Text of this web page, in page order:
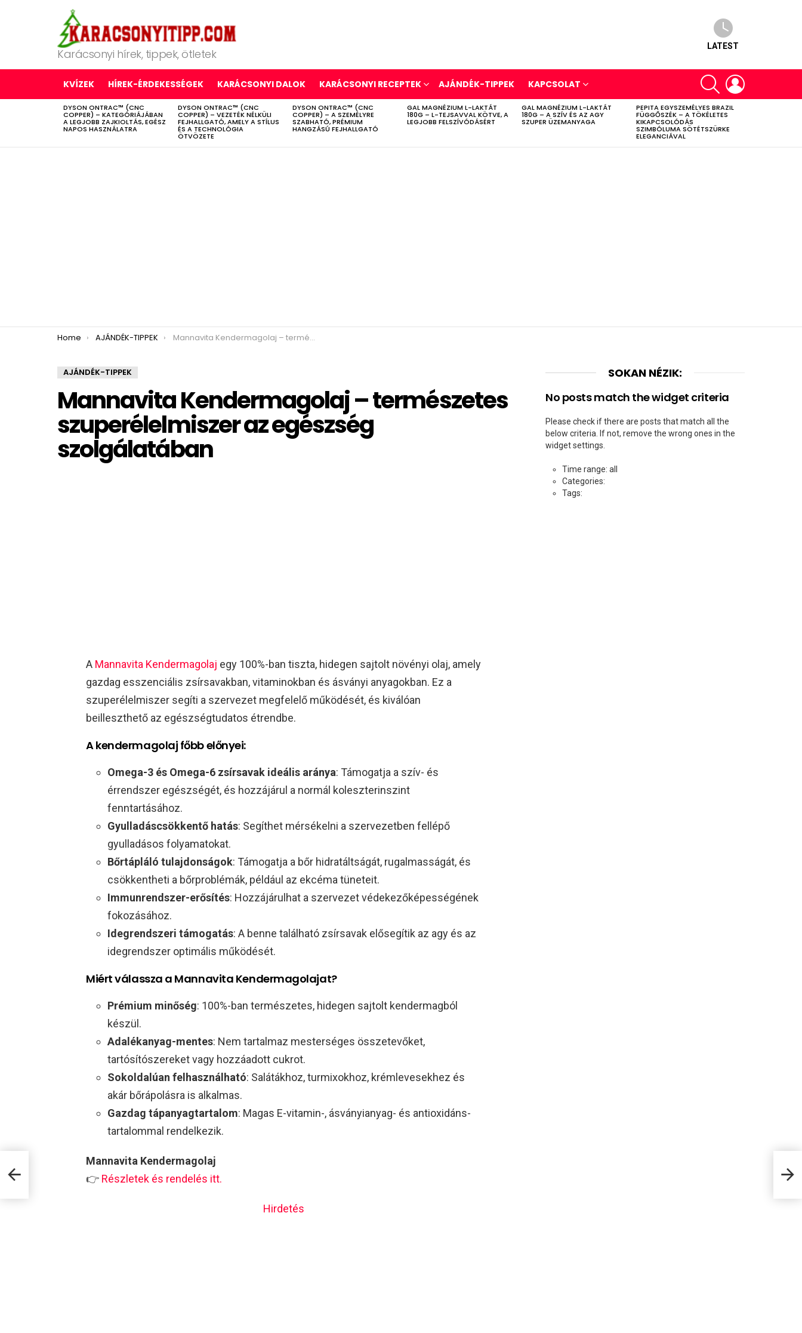
Karácsonyi hírek, tippek, ötletek
LATEST
KVÍZEK HÍREK-ÉRDEKESSÉGEK KARÁCSONYI DALOK KARÁCSONYI RECEPTEK AJÁNDÉK-TIPPEK KAPCSOLAT
SEARCH
LATEST
STORIES
DYSON ONTRAC™ (CNC
COPPER) – KATEGÓRIÁJÁBAN
A LEGJOBB ZAJKIOLTÁS, EGÉSZ
NAPOS HASZNÁLATRA
DYSON ONTRAC™ (CNC
COPPER) – VEZETÉK NÉLKÜLI
FEJHALLGATÓ, AMELY A STÍLUS
ÉS A TECHNOLÓGIA
ÖTVÖZETE
DYSON ONTRAC™ (CNC
COPPER) – A SZEMÉLYRE
SZABHATÓ, PRÉMIUM
HANGZÁSÚ FEJHALLGATÓ
GAL MAGNÉZIUM L-LAKTÁT
180G – L-TEJSAVVAL KÖTVE, A
LEGJOBB FELSZÍVÓDÁSÉRT
GAL MAGNÉZIUM L-LAKTÁT
180G – A SZÍV ÉS AZ AGY
SZUPER ÜZEMANYAGA
PEPITA EGYSZEMÉLYES BRAZIL
FÜGGŐSZÉK – A TÖKÉLETES
KIKAPCSOLÓDÁS
SZIMBÓLUMA SÖTÉTSZÜRKE
ELEGANCIÁVAL
You are here:
Home AJÁNDÉK-TIPPEK Mannavita Kendermagolaj – természetes szuperélelmiszer az egészség szolgálatában
AJÁNDÉK-TIPPEK
Mannavita Kendermagolaj – természetes
szuperélelmiszer az egészség
szolgálatában
A Mannavita Kendermagolaj egy 100%-ban tiszta, hidegen sajtolt növényi olaj, amely
gazdag esszenciális zsírsavakban, vitaminokban és ásványi anyagokban. Ez a
szuperélelmiszer segíti a szervezet megfelelő működését, és kiválóan
beilleszthető az egészségtudatos étrendbe.
A kendermagolaj főbb előnyei:
Omega-3 és Omega-6 zsírsavak ideális aránya: Támogatja a szív- és
érrendszer egészségét, és hozzájárul a normál koleszterinszint
fenntartásához.
Gyulladáscsökkentő hatás: Segíthet mérsékelni a szervezetben fellépő
gyulladásos folyamatokat.
Bőrtápláló tulajdonságok: Támogatja a bőr hidratáltságát, rugalmasságát, és
csökkentheti a bőrproblémák, például az ekcéma tüneteit.
Immunrendszer-erősítés: Hozzájárulhat a szervezet védekezőképességének
fokozásához.
Idegrendszeri támogatás: A benne található zsírsavak elősegítik az agy és az
idegrendszer optimális működését.
Miért válassza a Mannavita Kendermagolajat?
Prémium minőség: 100%-ban természetes, hidegen sajtolt kendermagból
készül.
Adalékanyag-mentes: Nem tartalmaz mesterséges összetevőket,
tartósítószereket vagy hozzáadott cukrot.
Sokoldalúan felhasználható: Salátákhoz, turmixokhoz, krémlevesekhez és
akár bőrápolásra is alkalmas.
Gazdag tápanyagtartalom: Magas E-vitamin-, ásványianyag- és antioxidáns-
tartalommal rendelkezik.
Mannavita Kendermagolaj
👉 Részletek és rendelés itt.
Hirdetés
SOKAN NÉZIK:
No posts match the widget criteria
Please check if there are posts that match all the
below criteria. If not, remove the wrong ones in the
widget settings.
Time range: all
Categories:
Tags: